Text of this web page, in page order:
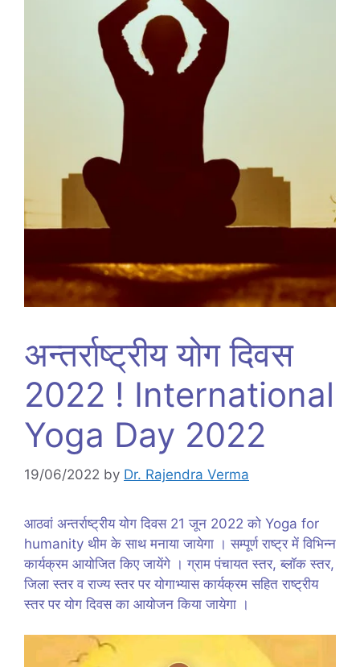
अन्तर्राष्ट्रीय योग दिवस
2022 ! International
Yoga Day 2022
19/06/2022 by Dr. Rajendra Verma
आठवां अन्तर्राष्ट्रीय योग दिवस 21 जून 2022 को Yoga for
humanity थीम के साथ मनाया जायेगा । सम्पूर्ण राष्ट्र में विभिन्न
कार्यक्रम आयोजित किए जायेंगे । ग्राम पंचायत स्तर, ब्लॉक स्तर,
जिला स्तर व राज्य स्तर पर योगाभ्यास कार्यक्रम सहित राष्ट्रीय
स्तर पर योग दिवस का आयोजन किया जायेगा ।